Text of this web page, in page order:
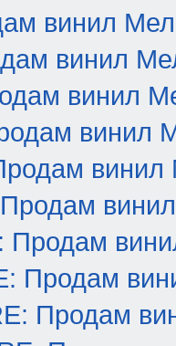
винил
винил
винил
винил
винил
Продам
Продам
Продам